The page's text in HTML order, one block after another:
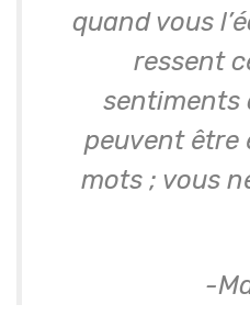
quand vous
ressent
sentiments
peuvent être
mots ; vous
-